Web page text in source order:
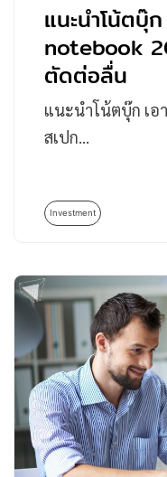
แนะนำโน้ตบุ๊
notebook
ตัดต่อลื่น
แนะนำโน้ตบุ๊ก เอ
สเปก…
Investment